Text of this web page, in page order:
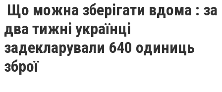
Що можна зберігати вдома : за
два тижні українці
задекларували 640 одиниць
зброї